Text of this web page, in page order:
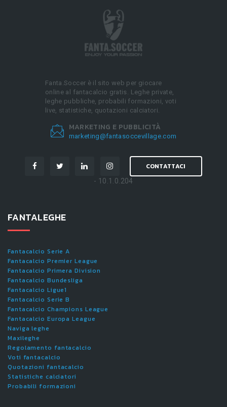
Fanta.Soccer è il sito web per giocare
online al fantacalcio gratis. Leghe private,
leghe pubbliche, probabili formazioni, voti
live, statistiche, quotazioni calciatori.
MARKETING E PUBBLICITÀ
marketing@fantasoccevillage.com
CONTATTACI
- 10.1.0.204
FANTALEGHE
Fantacalcio Serie A
Fantacalcio Premier League
Fantacalcio Primera Division
Fantacalcio Bundesliga
Fantacalcio Ligue1
Fantacalcio Serie B
Fantacalcio Champions League
Fantacalcio Europa League
Naviga leghe
Maxileghe
Regolamento fantacalcio
Voti fantacalcio
Quotazioni fantacalcio
Statistiche calciatori
Probabili formazioni